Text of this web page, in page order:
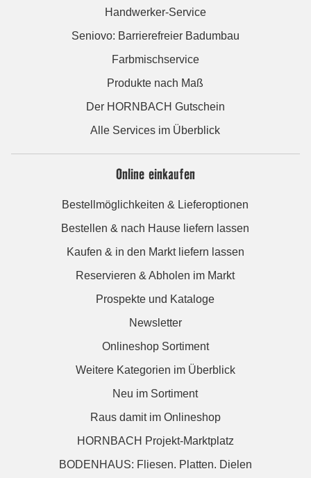
Handwerker-Service
Seniovo: Barrierefreier Badumbau
Farbmischservice
Produkte nach Maß
Der HORNBACH Gutschein
Alle Services im Überblick
Online einkaufen
Bestellmöglichkeiten & Lieferoptionen
Bestellen & nach Hause liefern lassen
Kaufen & in den Markt liefern lassen
Reservieren & Abholen im Markt
Prospekte und Kataloge
Newsletter
Onlineshop Sortiment
Weitere Kategorien im Überblick
Neu im Sortiment
Raus damit im Onlineshop
HORNBACH Projekt-Marktplatz
BODENHAUS: Fliesen. Platten. Dielen